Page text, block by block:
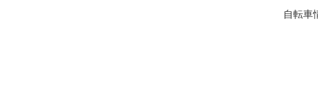
自転車